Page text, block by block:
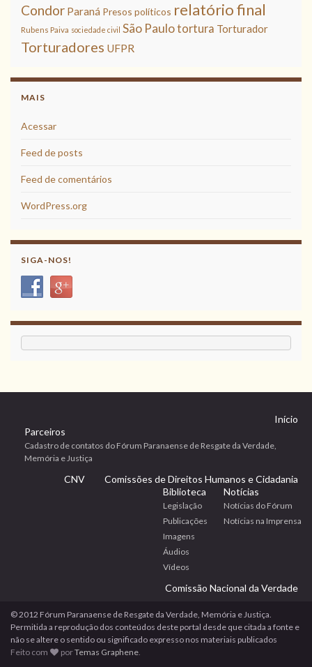
Condor Paraná Presos políticos relatório final
Rubens Paiva sociedade civil São Paulotortura Torturador
Torturadores UFPR
MAIS
Acessar
Feed de posts
Feed de comentários
WordPress.org
SIGA-NOS!
Início
Parceiros
Cadastro de contatos do Fórum Paranaense de Resgate da Verdade,
Memória e Justiça
CNV
Comissões de Direitos Humanos e Cidadania
Biblioteca
Legislação
Publicações
Imagens
Áudios
Vídeos
Notícias
Notícias do Fórum
Notícias na Imprensa
Comissão Nacional da Verdade
© 2012 Fórum Paranaense de Resgate da Verdade, Memória e Justiça.
Permitida a reprodução dos conteúdos deste portal desde que citada a fonte e
não se altere o sentido ou significado expresso nos materiais publicados
Feito com
porTemas Graphene.